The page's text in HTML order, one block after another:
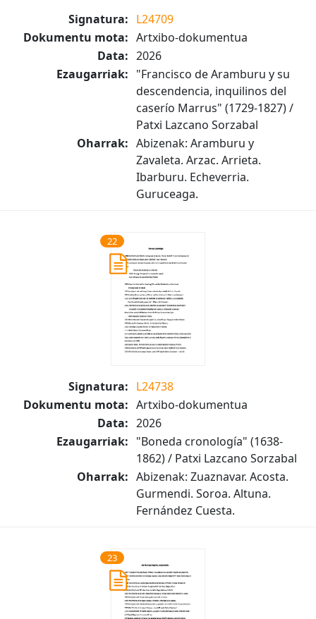
Signatura: L24709
Dokumentu mota: Artxibo-dokumentua
Data: 2026
Ezaugarriak: "Francisco de Aramburu y su
descendencia, inquilinos del
caserío Marrus" (1729-1827) /
Patxi Lazcano Sorzabal
Oharrak: Abizenak: Aramburu y
Zavaleta. Arzac. Arrieta.
Ibarburu. Echeverria.
Guruceaga.
22
Signatura: L24738
Dokumentu mota: Artxibo-dokumentua
Data: 2026
Ezaugarriak: "Boneda cronología" (1638-
1862) / Patxi Lazcano Sorzabal
Oharrak: Abizenak: Zuaznavar. Acosta.
Gurmendi. Soroa. Altuna.
Fernández Cuesta.
23